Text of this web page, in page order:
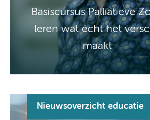
Basiscursus Palliatieve
leren wat écht het
maakt
Nieuwsoverzicht educatie